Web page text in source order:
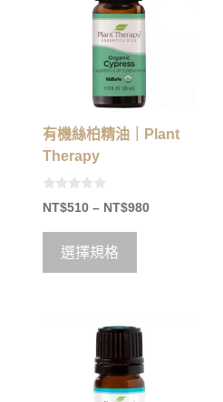
有機絲柏精油｜Plant
Therapy
0
o
t
5
NT$510 – NT$980
選擇規格